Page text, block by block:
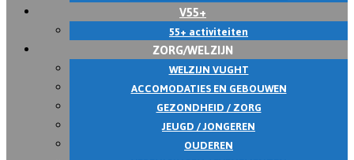
V55+
55+ activiteiten
ZORG/WELZIJN
WELZIJN VUGHT
ACCOMODATIES EN GEBOUWEN
GEZONDHEID / ZORG
JEUGD / JONGEREN
OUDEREN